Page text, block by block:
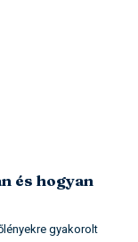
és hogyan
gyakorolt